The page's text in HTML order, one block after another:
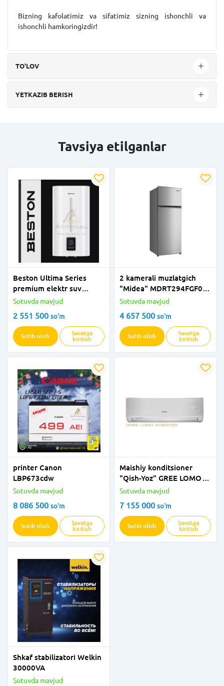
Bizning kafolatimiz va sifatimiz sizning ishonchli va
ishonchli hamkoringizdir!
TO'LOV
YETKAZIB BERISH
Tavsiya etilganlar
Beston Ultima Series
premium elektr suv
isitgichlari TDFZ-MW50V
Sotuvda mavjud
2 551 500 so'm
Sotib olish
Savatga
kiritish
2 kamerali muzlatgich
"Midea" MDRT294FGF02
(kulrang)
Sotuvda mavjud
4 657 500 so'm
Sotib olish
Savatga
kiritish
printer Canon
LBP673cdw
Sotuvda mavjud
8 086 500 so'm
Sotib olish
Savatga
kiritish
Maishiy konditsioner
"Qish-Yoz" GREE LOMO
(Inverter) YANGI
Sotuvda mavjud
7 155 000 so'm
Sotib olish
Savatga
kiritish
Shkaf stabilizatori Welkin
30000VA
Sotuvda mavjud